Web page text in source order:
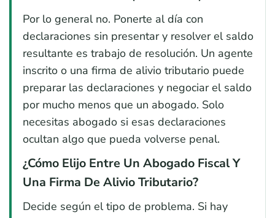
Por lo general no. Ponerte al día con
declaraciones sin presentar y resolver el saldo
resultante es trabajo de resolución. Un agente
inscrito o una firma de alivio tributario puede
preparar las declaraciones y negociar el saldo
por mucho menos que un abogado. Solo
necesitas abogado si esas declaraciones
ocultan algo que pueda volverse penal.
¿Cómo Elijo Entre Un Abogado Fiscal Y
Una Firma De Alivio Tributario?
Decide según el tipo de problema. Si hay